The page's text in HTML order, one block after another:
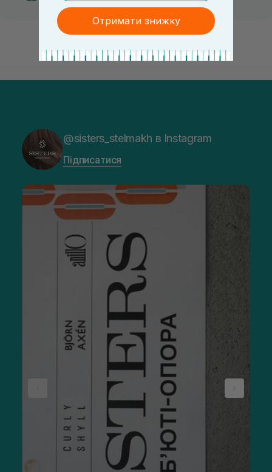
@sisters_stelmakh в Instagram
Підписатися
Отримати знижку